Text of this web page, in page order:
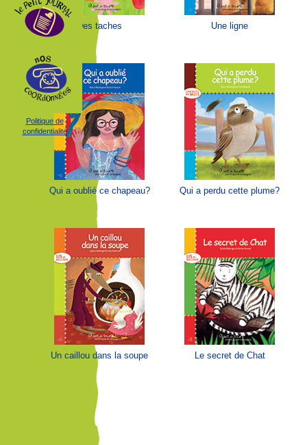
Politique de
confidentialité
Des taches Une ligne
Qui a oublié ce chapeau? Qui a perdu cette plume?
Un caillou dans la soupe Le secret de Chat